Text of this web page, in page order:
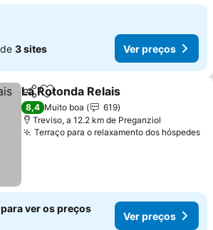
3 sites Ver preços
PartilharAdicionar aos favoritos
La Rotonda Relais
8,4 Muito boa
619
Treviso, a 12.2 km de Preganziol
Terraço para o relaxamento dos hóspedes
ver os preços
Ver preços